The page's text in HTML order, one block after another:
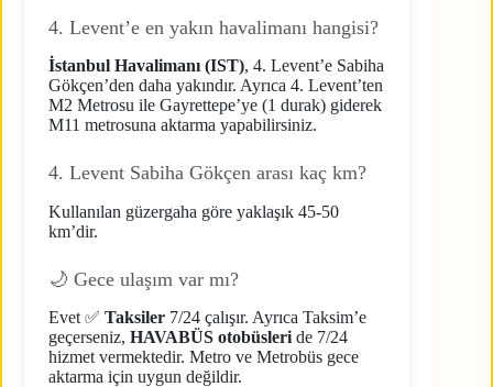
4. Levent’e en yakın havalimanı hangisi?
İstanbul Havalimanı (IST), 4. Levent’e Sabiha
Gökçen’den daha yakındır. Ayrıca 4. Levent’ten
M2 Metrosu ile Gayrettepe’ye (1 durak) giderek
M11 metrosuna aktarma yapabilirsiniz.
4. Levent Sabiha Gökçen arası kaç km?
Kullanılan güzergaha göre yaklaşık 45-50
km’dir.
🌙 Gece ulaşım var mı?
Evet ✅ Taksiler 7/24 çalışır. Ayrıca Taksim’e
geçerseniz, HAVABÜS otobüsleri de 7/24
hizmet vermektedir. Metro ve Metrobüs gece
aktarma için uygun değildir.